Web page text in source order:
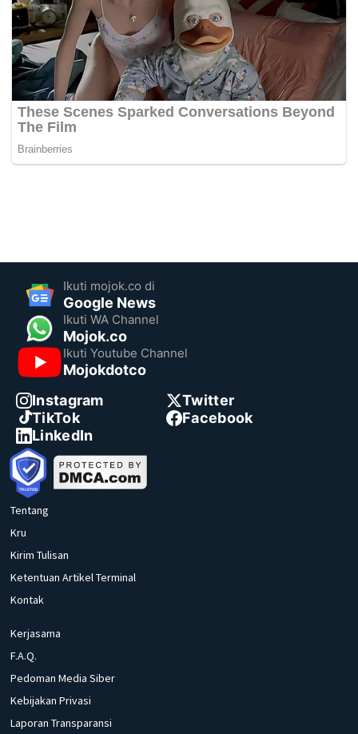
Ikuti mojok.co di
Google News
Ikuti WA Channel
Mojok.co
Ikuti Youtube Channel
Mojokdotco
Instagram
Twitter
TikTok
Facebook
LinkedIn
Tentang
Kru
Kirim Tulisan
Ketentuan Artikel Terminal
Kontak
Kerjasama
F.A.Q.
Pedoman Media Siber
Kebijakan Privasi
Laporan Transparansi